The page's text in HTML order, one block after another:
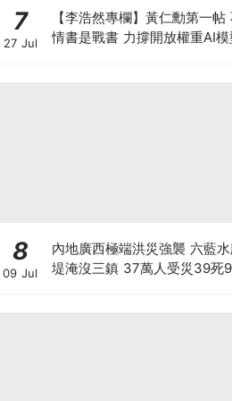
7
27 Jul
【李浩然專欄】黃仁勳第一帖
情書是戰書 力撐開放權重AI模
8
09 Jul
內地廣西極端洪災強襲 六藍
堤淹沒三鎮 37萬人受災39死